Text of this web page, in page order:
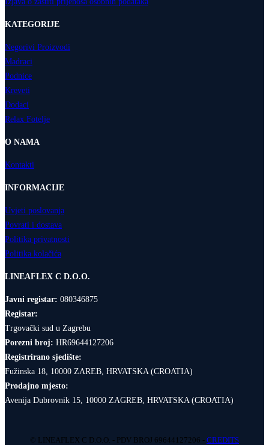
KATEGORIJE
Negorivi Proizvodi
Madraci
Podnice
Kreveti
Dodaci
Relax Fotelje
O NAMA
Kontakti
INFORMACIJE
Uvjeti poslovanja
Povrati i dostava
Politika privatnosti
Politika kolačića
LINEAFLEX C D.O.O.
Javni registar: 080346875
Registar:
Trgovački sud u Zagrebu
Porezni broj: HR69644127206
Registrirano sjedište:
Fužinska 18, 10000 ZAREB, HRVATSKA (CROATIA)
Prodajno mjesto:
Avenija Dubrovnik 15, 10000 ZAGREB, HRVATSKA (CROATIA)
© LINEAFLEX C D.O.O. - PDV BROJ 69644127206 - CREDITS